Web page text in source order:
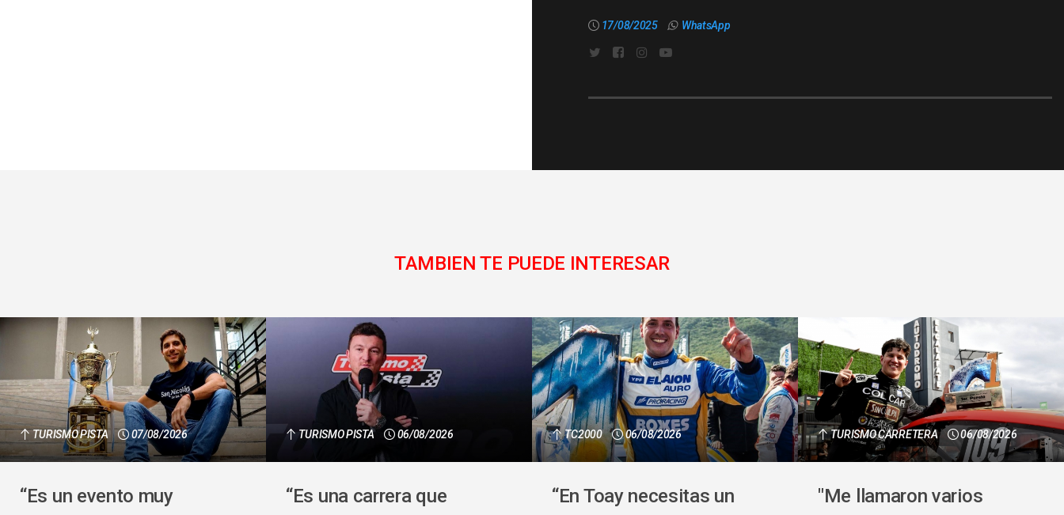
17/08/2025 WhatsApp
TAMBIEN TE PUEDE INTERESAR
TURISMO PISTA 07/08/2026
“Es un evento muy
TURISMO PISTA 06/08/2026
“Es una carrera que
TC2000 06/08/2026
“En Toay necesitas un
TURISMO CARRETERA 06/08/2026
"Me llamaron varios